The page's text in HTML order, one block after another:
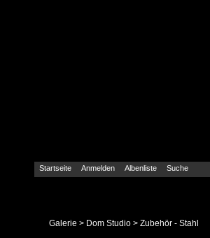
Startseite Anmelden Albenliste Suche
Galerie > Dom Studio > Zubehör - Stahl